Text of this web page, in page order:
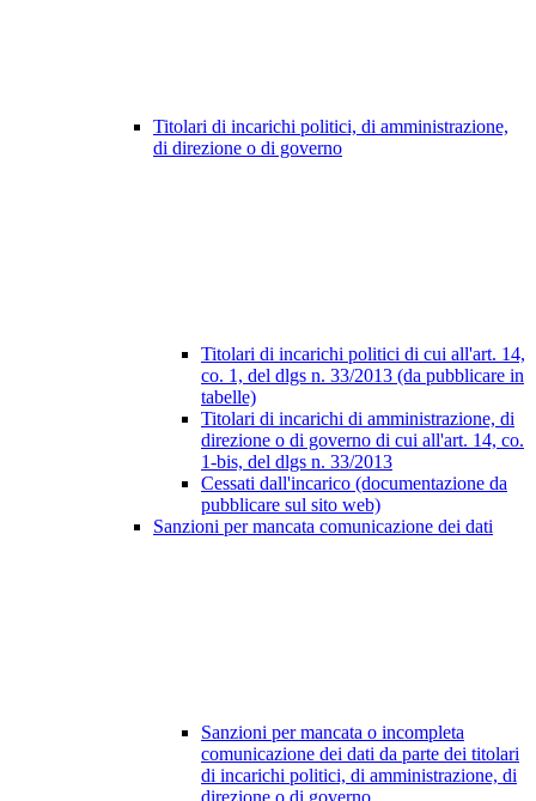
Titolari di incarichi politici, di amministrazione,
di direzione o di governo
Titolari di incarichi politici di cui all'art. 14,
co. 1, del dlgs n. 33/2013 (da pubblicare in
tabelle)
Titolari di incarichi di amministrazione, di
direzione o di governo di cui all'art. 14, co.
1-bis, del dlgs n. 33/2013
Cessati dall'incarico (documentazione da
pubblicare sul sito web)
Sanzioni per mancata comunicazione dei dati
Sanzioni per mancata o incompleta
comunicazione dei dati da parte dei titolari
di incarichi politici, di amministrazione, di